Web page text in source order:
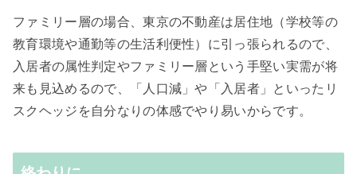
ファミリー層の場合、東京の不動産は居住地（学校等の
教育環境や通勤等の生活利便性）に引っ張られるので、
入居者の属性判定やファミリー層という手堅い実需が将
来も見込めるので、「人口減」や「入居者」といったリ
スクヘッジを自分なりの体感でやり易いからです。